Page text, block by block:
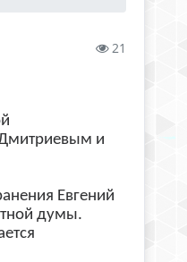
21
и
Евгений
думы.